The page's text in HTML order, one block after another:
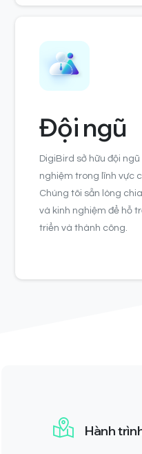
Đội ngũ
DigiBird sở hữu đội
nghiệm trong lĩnh vực
Chúng tôi sẵn lòng
và kinh nghiệm để hỗ
triển và thành công.
Hành